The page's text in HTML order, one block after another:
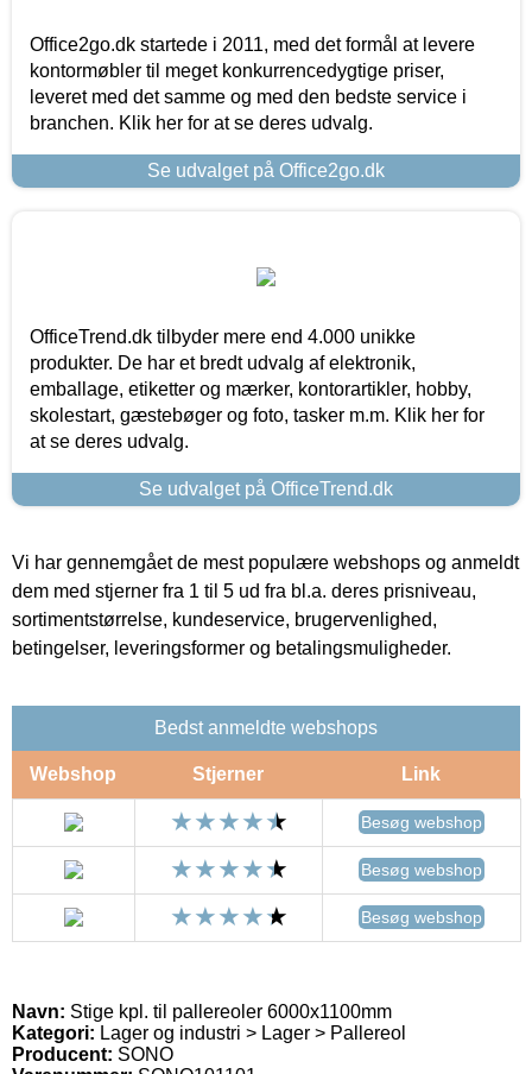
Office2go.dk startede i 2011, med det formål at levere
kontormøbler til meget konkurrencedygtige priser,
leveret med det samme og med den bedste service i
branchen. Klik her for at se deres udvalg.
Se udvalget på Office2go.dk
OfficeTrend.dk tilbyder mere end 4.000 unikke
produkter. De har et bredt udvalg af elektronik,
emballage, etiketter og mærker, kontorartikler, hobby,
skolestart, gæstebøger og foto, tasker m.m. Klik her for
at se deres udvalg.
Se udvalget på OfficeTrend.dk
Vi har gennemgået de mest populære webshops og anmeldt
dem med stjerner fra 1 til 5 ud fra bl.a. deres prisniveau,
sortimentstørrelse, kundeservice, brugervenlighed,
betingelser, leveringsformer og betalingsmuligheder.
Bedst anmeldte webshops
Webshop Stjerner Link
Besøg webshop
Besøg webshop
Besøg webshop
Navn: Stige kpl. til pallereoler 6000x1100mm
Kategori: Lager og industri > Lager > Pallereol
Producent: SONO